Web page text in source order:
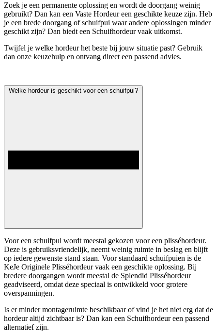
Zoek je een permanente oplossing en wordt de doorgang weinig
gebruikt? Dan kan een Vaste Hordeur een geschikte keuze zijn. Heb
je een brede doorgang of schuifpui waar andere oplossingen minder
geschikt zijn? Dan biedt een Schuifhordeur vaak uitkomst.
Twijfel je welke hordeur het beste bij jouw situatie past? Gebruik
dan onze keuzehulp en ontvang direct een passend advies.
Welke hordeur is geschikt voor een schuifpui?
Voor een schuifpui wordt meestal gekozen voor een plisséhordeur.
Deze is gebruiksvriendelijk, neemt weinig ruimte in beslag en blijft
op iedere gewenste stand staan. Voor standaard schuifpuien is de
KeJe Originele Plisséhordeur vaak een geschikte oplossing. Bij
bredere doorgangen wordt meestal de Splendid Plisséhordeur
geadviseerd, omdat deze speciaal is ontwikkeld voor grotere
overspanningen.
Is er minder montageruimte beschikbaar of vind je het niet erg dat de
hordeur altijd zichtbaar is? Dan kan een Schuifhordeur een passend
alternatief zijn.